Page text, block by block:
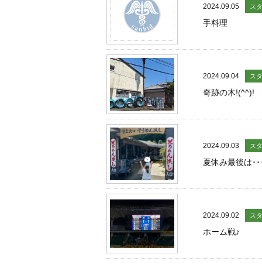
2024.09.05 ス
手料理
2024.09.04 ス
奇跡の木!(^^)!
2024.09.03 ス
夏休み最後は･･
2024.09.02 ス
ホーム戦♪